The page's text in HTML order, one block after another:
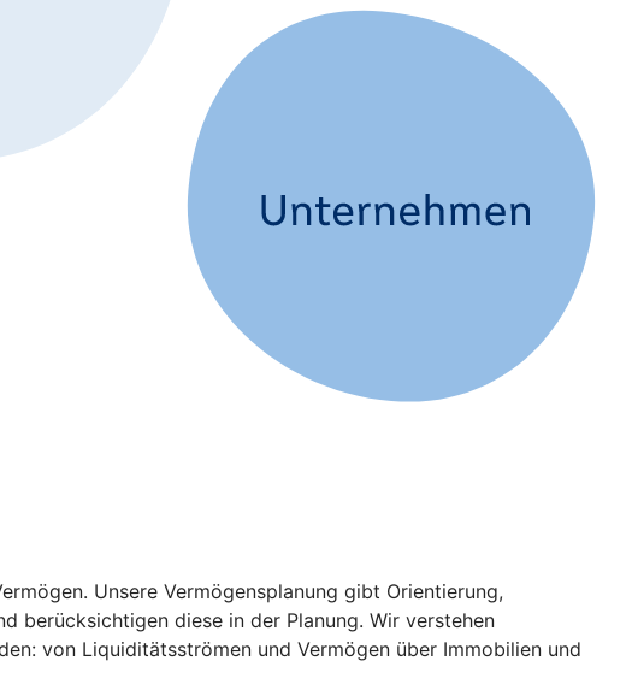
Unsere Vermögensplanung gibt Orientierung,
berücksichtigen diese in der Planung. Wir verstehen
von Liquiditätsströmen und Vermögen über Immobilien und